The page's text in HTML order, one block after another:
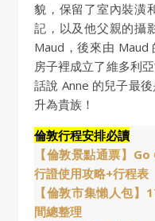
貌，保留了室內裝潢
記，以及他父親的攝
Maud，後來由 Maud
房子裡成立了維多利
話說 Anne 的兒子最
升為貴族！
倫敦行程安排必讀
【倫敦景點通票】
行證使用攻略+行程表
【倫敦市集懶人包
間總整理